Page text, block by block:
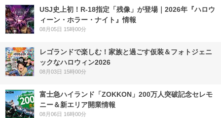
USJ史上初！R-18指定「残像」が登場｜2026年『ハロウ
ィーン・ホラー・ナイト』情報
08月05日 15時00分
レゴランドで楽しむ！家族と過ごす仮装＆フォトジェニ
ックなハロウィン2026
08月03日 15時00分
富士急ハイランド「ZOKKON」200万人突破記念セレモ
ニー＆新エリア開業情報
08月06日 16時00分